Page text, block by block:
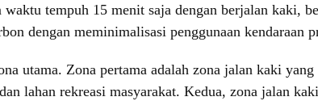
tempuh 15 menit saja dengan berjalan kaki,
dengan meminimalisasi penggunaan kendaraan
utama. Zona pertama adalah zona jalan kaki
lahan rekreasi masyarakat. Kedua, zona jalan